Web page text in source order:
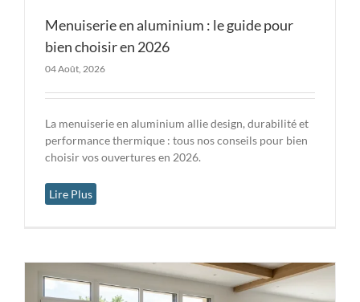
Menuiserie en aluminium : le guide pour
bien choisir en 2026
04 Août, 2026
La menuiserie en aluminium allie design, durabilité et
performance thermique : tous nos conseils pour bien
choisir vos ouvertures en 2026.
Lire Plus